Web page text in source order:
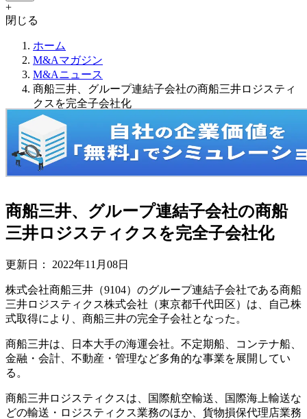
+
閉じる
ホーム
M&Aマガジン
M&Aニュース
商船三井、グループ連結子会社の商船三井ロジスティ
クスを完全子会社化
商船三井、グループ連結子会社の商船
三井ロジスティクスを完全子会社化
更新日： 2022年11月08日
株式会社商船三井（9104）のグループ連結子会社である商船
三井ロジスティクス株式会社（東京都千代田区）は、自己株
式取得により、商船三井の完全子会社となった。
商船三井は、日本大手の海運会社。不定期船、コンテナ船、
金融・会計、不動産・管理など多角的な事業を展開してい
る。
商船三井ロジスティクスは、国際航空輸送、国際海上輸送な
どの輸送・ロジスティクス業務のほか、貨物損保代理店業務